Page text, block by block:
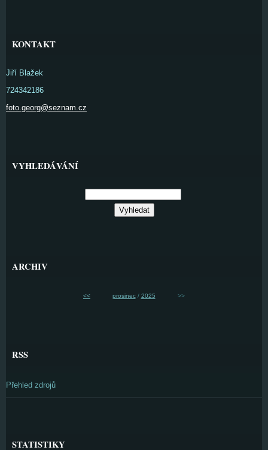
KONTAKT
Jiří Blažek
724342186
foto.georg@seznam.cz
VYHLEDÁVÁNÍ
ARCHIV
<< prosinec/ 2025 >>
RSS
Přehled zdrojů
STATISTIKY